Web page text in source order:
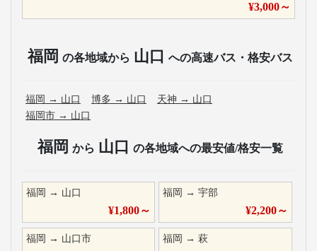
¥3,000～
福岡 の各地域から 山口 への高速バス・格安バス
福岡 → 山口 博多 → 山口 天神 → 山口
福岡市 → 山口
福岡 から 山口 の各地域への最安値/格安一覧
福岡 → 山口
¥1,800～
福岡 →宇部
¥2,200～
福岡 → 山口市 福岡 →萩